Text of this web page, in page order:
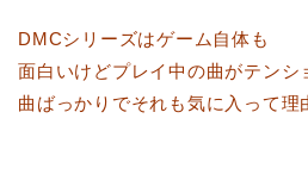
DMCシリーズはゲーム自体も
面白いけどプレイ中の曲がテンシ
曲ばっかりでそれも気に入って理